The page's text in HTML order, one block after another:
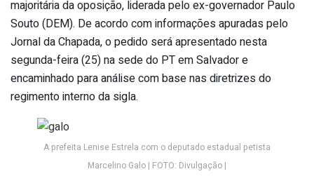
majoritária da oposição, liderada pelo ex-governador Paulo
Souto (DEM). De acordo com informações apuradas pelo
Jornal da Chapada, o pedido será apresentado nesta
segunda-feira (25) na sede do PT em Salvador e
encaminhado para análise com base nas diretrizes do
regimento interno da sigla.
A prefeita Lenise Estrela com o deputado estadual petista
Marcelino Galo | FOTO: Divulgação |